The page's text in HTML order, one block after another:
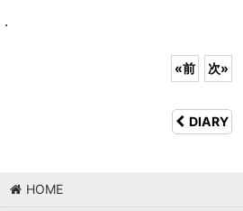
.
«前 次»
DIARY
HOME